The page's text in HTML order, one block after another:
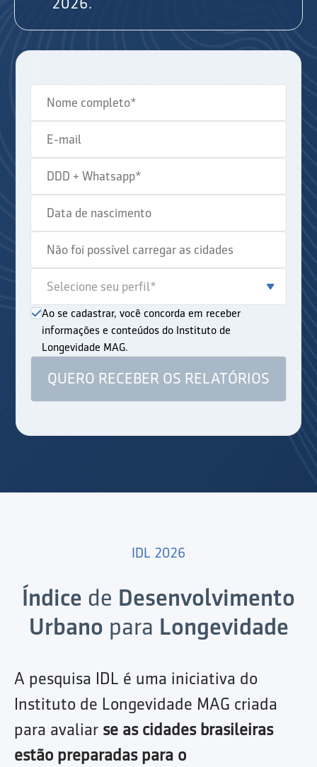
2026.
Ao se cadastrar, você concorda em receber
informações e conteúdos do Instituto de
Longevidade MAG.
IDL 2026
Índice de Desenvolvimento
Urbano para Longevidade
A pesquisa IDL é uma iniciativa do
Instituto de Longevidade MAG criada
para avaliar se as cidades brasileiras
estão preparadas para o